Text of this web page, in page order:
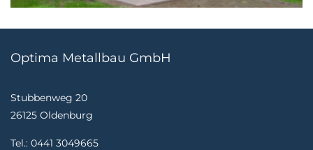
Optima Metallbau GmbH
Stubbenweg 20
26125 Oldenburg
Tel.: 0441 3049665